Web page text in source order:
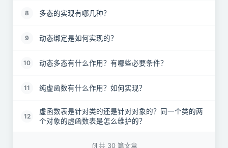
8 多态的实现有哪几种？
9 动态绑定是如何实现的？
10 动态多态有什么作用？有哪些必要条件？
11 纯虚函数有什么作用？如何实现？
12
虚函数表是针对类的还是针对对象的？同一个类的两
个对象的虚函数表是怎么维护的？
为什么基类的构造函数不能定义为虚函数？
共 30 篇文章